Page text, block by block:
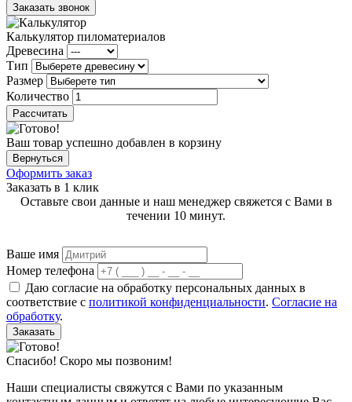
Заказать звонок
Калькулятор пиломатериалов
Древесина
Тип
Размер
Количество
Рассчитать
Ваш товар успешно добавлен в корзину
Вернуться
Оформить заказ
Заказать в 1 клик
Оставьте свои данные и наш менеджер свяжется с Вами в
течении 10 минут.
Ваше имя
Номер телефона
Даю согласие на обработку персональных данных в
соответствие с политикой конфиденциальности. Согласие на
обработку.
Заказать
Спасибо! Скоро мы позвоним!
Наши специалисты свяжутся с Вами по указанным